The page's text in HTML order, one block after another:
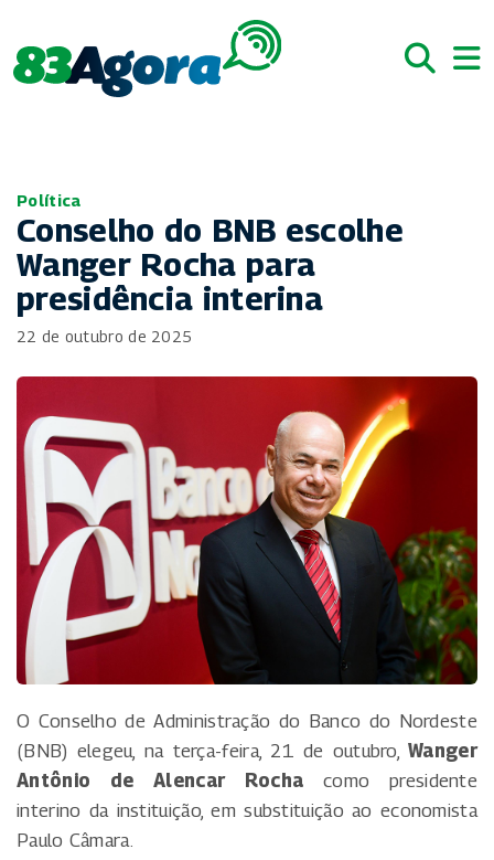
Política
Conselho do BNB escolhe
Wanger Rocha para
presidência interina
22 de outubro de 2025
O Conselho de Administração do Banco do Nordeste
(BNB) elegeu, na terça-feira, 21 de outubro,Wanger
Antônio de Alencar Rocha como presidente
interino da instituição, em substituição ao economista
Paulo Câmara.